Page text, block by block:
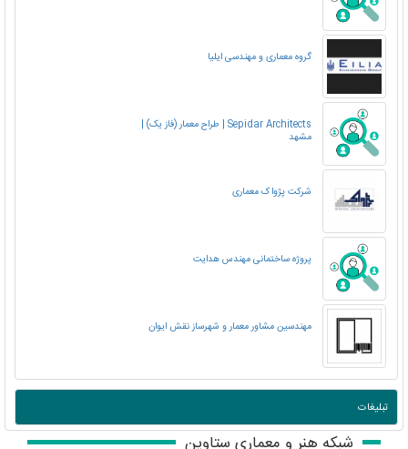
گروه معماری و مهندسی ایلیا
Sepidar Architects | طراح معمار (فاز یک) |
مشهد
شرکت پژواک معماری
پروژه ساختمانی مهندس هدایت
مهندسین مشاور معمار و شهرساز نقش ایوان
تبلیغات
شبکه هنر و معماری ستاوین